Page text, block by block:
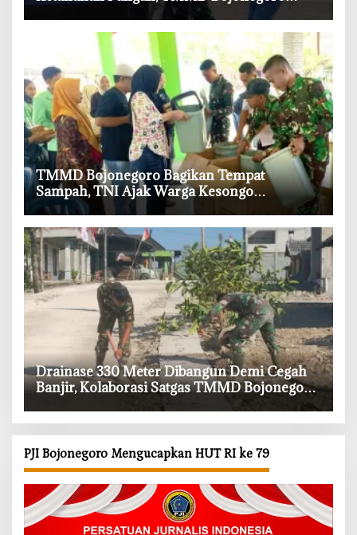
Tebar 750 Bibit Sayuran
‎TMMD Bojonegoro Bagikan Tempat
Sampah, TNI Ajak Warga Kesongo
Budayakan Hidup Bersih
‎Drainase 330 Meter Dibangun Demi Cegah
Banjir, Kolaborasi Satgas TMMD Bojonegoro
PJI Bojonegoro Mengucapkan HUT RI ke 79